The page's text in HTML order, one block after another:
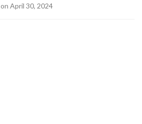
on April 30, 2024